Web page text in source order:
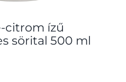
citrom ízű
sörital 500 ml